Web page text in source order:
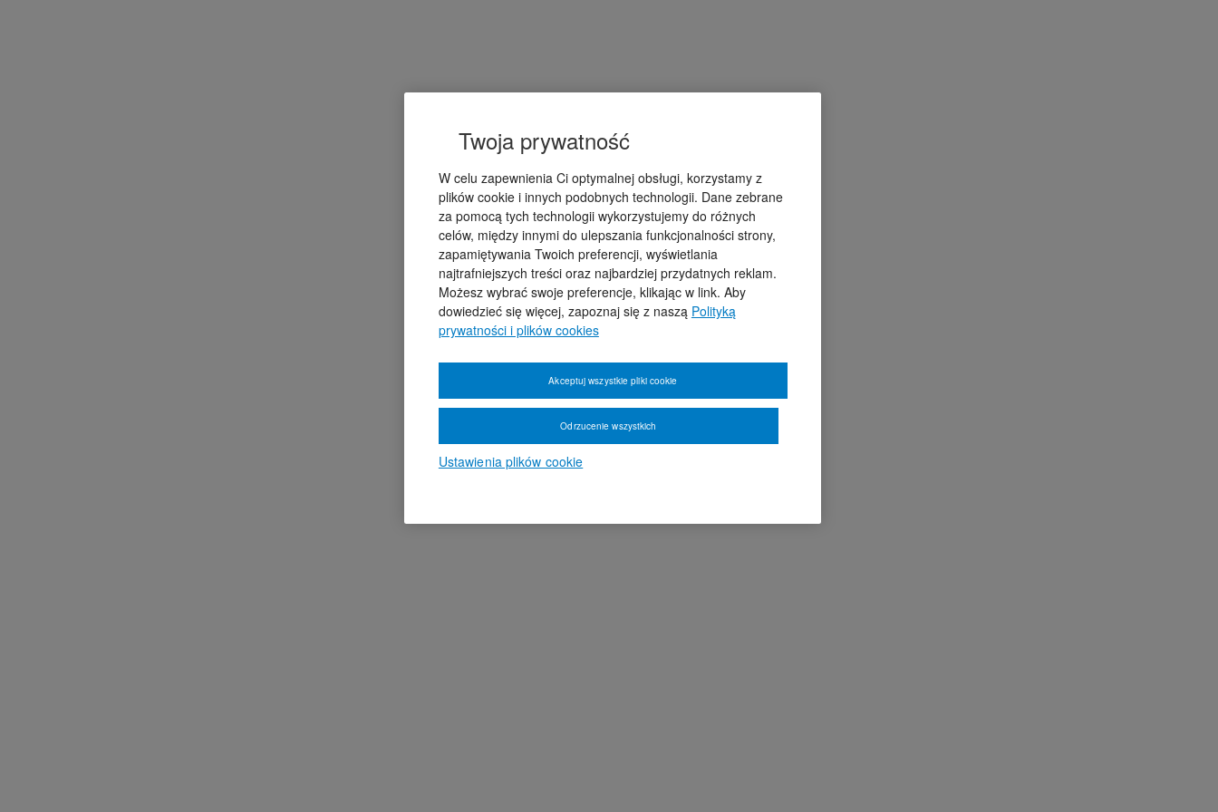
Twoja prywatność
W celu zapewnienia Ci optymalnej obsługi, korzystamy z
plików cookie i innych podobnych technologii. Dane zebrane
za pomocą tych technologii wykorzystujemy do różnych
celów, między innymi do ulepszania funkcjonalności strony,
zapamiętywania Twoich preferencji, wyświetlania
najtrafniejszych treści oraz najbardziej przydatnych reklam.
Możesz wybrać swoje preferencje, klikając w link. Aby
dowiedzieć się więcej, zapoznaj się z naszą Polityką
prywatności i plików cookies
Ustawienia plików cookie
Odrzucenie wszystkich
Akceptuj wszystkie pliki cookie